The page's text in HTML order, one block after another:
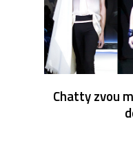
Chatty zvou